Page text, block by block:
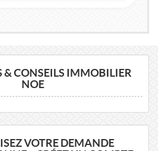
& CONSEILS IMMOBILIER
NOE
VOTRE DEMANDE